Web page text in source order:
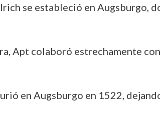
se estableció en Augsburgo,
Apt colaboró estrechamente
en Augsburgo en 1522,